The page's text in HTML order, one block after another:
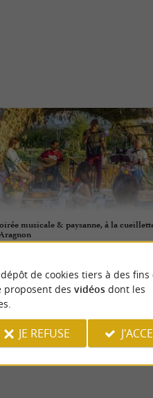
musicale & paysanne, à la
Montardon
de cookies tiers à des fins
proposent des vidéosdont les
JE REFUSE